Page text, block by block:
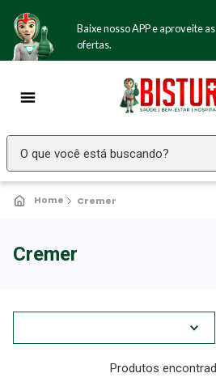
Baixe nosso APP e aproveite as
ofertas.
O que você está buscando?
Cremer
Cremer
2º Fralda Geriatrica
Absorvente Geriatrico